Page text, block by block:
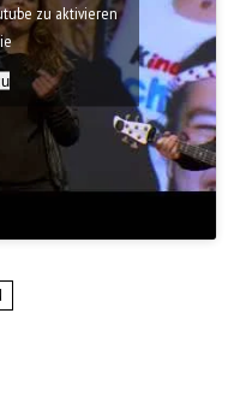
zu aktivieren